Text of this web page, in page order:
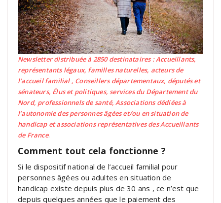
Newsletter distribuée à 2850 destinataires : Accueillants,
représentants légaux, familles naturelles, acteurs de
l’accueil familial , Conseillers départementaux, députés et
sénateurs, Élus et politiques, services du Département du
Nord, professionnels de santé, Associations dédiées à
l’autonomie des personnes âgées et/ou en situation de
handicap et associations représentatives des Accueillants
de France.
Comment tout cela fonctionne ?
Si le dispositif national de l’accueil familial pour
personnes âgées ou adultes en situation de
handicap existe depuis plus de 30 ans , ce n’est que
depuis quelques années que le paiement des